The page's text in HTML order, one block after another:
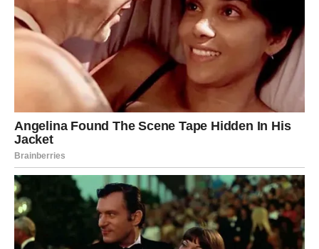
udaljiš se od nekoga ko ti zapravo znači,
zatvoriš vrata nečemu što je još vredno,
prihvatiš nešto manje od onoga što zaslužuješ,
doneseš poslovnu odluku iz straha, ne iz mudrosti.
Najveće upozorenje Jarcu:
Ne prekidaj i ne počinj ništa veliko ovih dana.
Ovo nije trenutak za: